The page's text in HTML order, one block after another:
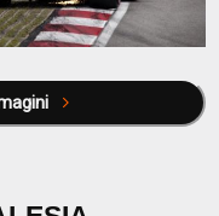
- 14 immagini